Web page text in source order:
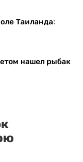
Таиланда:
нашел рыбак